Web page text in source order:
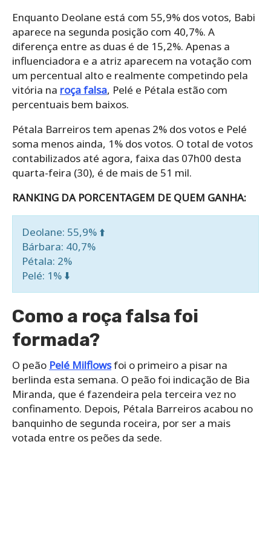
Enquanto Deolane está com 55,9% dos votos, Babi
aparece na segunda posição com 40,7%. A
diferença entre as duas é de 15,2%. Apenas a
influenciadora e a atriz aparecem na votação com
um percentual alto e realmente competindo pela
vitória na roça falsa, Pelé e Pétala estão com
percentuais bem baixos.
Pétala Barreiros tem apenas 2% dos votos e Pelé
soma menos ainda, 1% dos votos. O total de votos
contabilizados até agora, faixa das 07h00 desta
quarta-feira (30), é de mais de 51 mil.
RANKING DA PORCENTAGEM DE QUEM GANHA:
Deolane: 55,9% ⬆️
Bárbara: 40,7%
Pétala: 2%
Pelé: 1% ⬇️
Como a roça falsa foi
formada?
O peão Pelé Milflowsfoi o primeiro a pisar na
berlinda esta semana. O peão foi indicação de Bia
Miranda, que é fazendeira pela terceira vez no
confinamento. Depois, Pétala Barreiros acabou no
banquinho de segunda roceira, por ser a mais
votada entre os peões da sede.